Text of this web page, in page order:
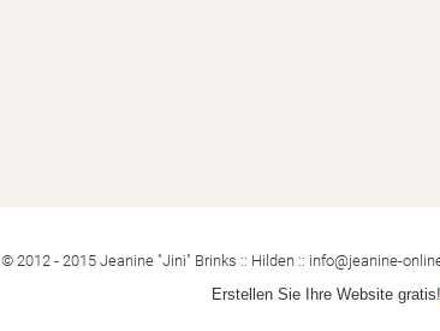
© 2012 - 2015 Jeanine "Jini" Brinks :: Hilden :: info@jeanine-
Erstellen Sie Ihre Website gratis!